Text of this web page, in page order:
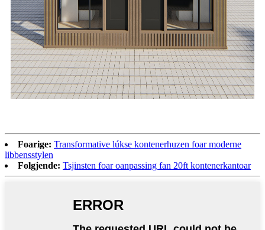
Foarige: Transformative lúkse kontenerhuzen foar moderne
libbensstylen
Folgjende: Tsjinsten foar oanpassing fan 20ft kontenerkantoar